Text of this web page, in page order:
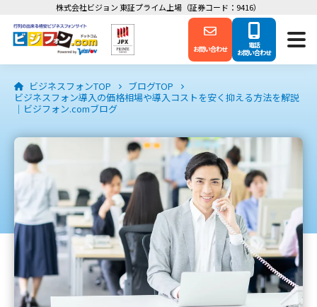
株式会社ビジョン 東証プライム上場（証券コード：9416）
お問い合わせ 電話
お問い合わせ
ビジネスフォンTOP
ブログTOP
ビジネスフォン導入の価格相場や導入コストを安く抑える方法を解説
｜ビジフォン.comブログ